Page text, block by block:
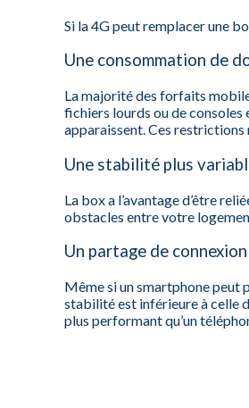
Si la 4G peut remplacer une
Une consommation de
La majorité des forfaits
fichiers lourds ou de
apparaissent. Ces restrictions
Une stabilité plus
La box a l’avantage d’être
obstacles entre votre
Un partage de
Même si un smartphone peut
stabilité est inférieure à celle
plus performant qu’un